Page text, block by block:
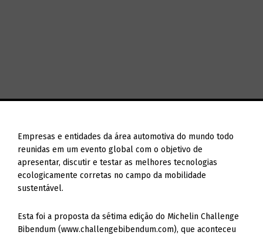
Empresas e entidades da área automotiva do mundo todo
reunidas em um evento global com o objetivo de
apresentar, discutir e testar as melhores tecnologias
ecologicamente corretas no campo da mobilidade
sustentável.
Esta foi a proposta da sétima edição do Michelin Challenge
Bibendum (www.challengebibendum.com), que aconteceu